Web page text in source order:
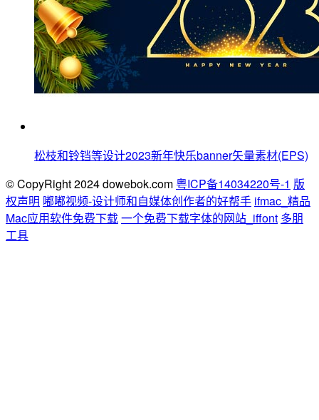
松枝和铃铛等设计2023新年快乐banner矢量素材(EPS)
© CopyRight 2024 dowebok.com 粤ICP备14034220号-1 版
权声明 嘟嘟视频-设计师和自媒体创作者的好帮手 ifmac_精品
Mac应用软件免费下载一个免费下载字体的网站_iffont 多朋
工具